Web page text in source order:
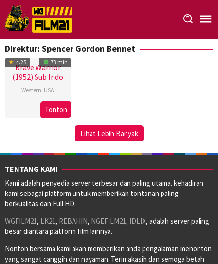
Loncat
ke
konten
Direktur: Spencer Gordon Bennet
4.25 73 min
Brave Warrior
(1952) Sub Indo
Western, USA
May
Spencer
Gordon
Tonton
Lihat Lebih Banyak
TENTANG KAMI
Kami adalah penyedia server terbesar dan paling utama. kehadiran
kami sebagai platform untuk memberikan tontonan paling
berkualitas dan Full HD.
WGFILM21, LK21, REBAHIN, NGEFILM21, IDLIX, adalah server paling
besar diantara platform film lainnya.
Nonton bersama kami akan memberikan anda pengalaman menonton
yang sangat canggih dan nayaman. Terimakasih dan semoga betah